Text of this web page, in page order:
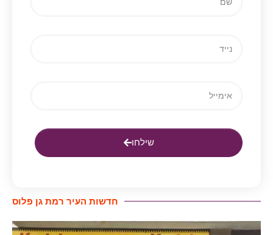
שילחו
חדשות העיר רמת גן פלוס